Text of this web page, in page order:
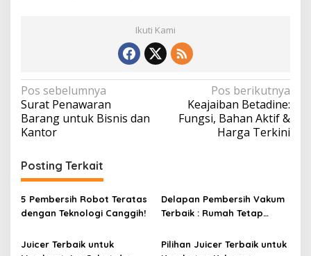
Ikuti Kami
N
a
v
g
a
s
p
Pos sebelumnya
Surat Penawaran
Barang untuk Bisnis dan
Kantor
Pos berikutnya
Keajaiban Betadine:
Fungsi, Bahan Aktif &
Harga Terkini
Posting Terkait
5 Pembersih Robot Teratas
dengan Teknologi Canggih!
Delapan Pembersih Vakum
Terbaik : Rumah Tetap
Juicer Terbaik untuk
Pilihan Juicer Terbaik untuk